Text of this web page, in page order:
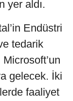
yer aldı.
Endüstri
tedarik
gelecek. İki
faaliyet